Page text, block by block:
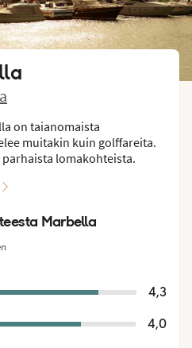
on taianomaista
muitakin kuin golffareita.
lomakohteista.
Marbella
4,3
4,0